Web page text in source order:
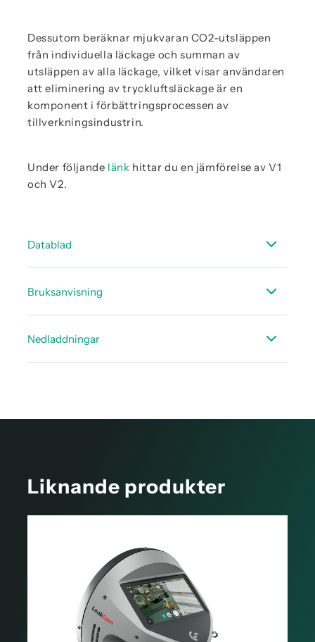
Dessutom beräknar mjukvaran CO2-utsläppen
från individuella läckage och summan av
utsläppen av alla läckage, vilket visar användaren
att eliminering av tryckluftsläckage är en
komponent i förbättringsprocessen av
tillverkningsindustrin.
Under följande länk hittar du en jämförelse av V1
och V2.
Datablad
Molnlösning
Bruksanvisning
Nedladdningar
Liknande produkter